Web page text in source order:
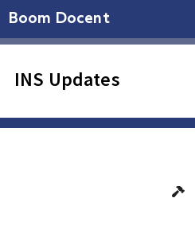
Boom Docent
INS Updates